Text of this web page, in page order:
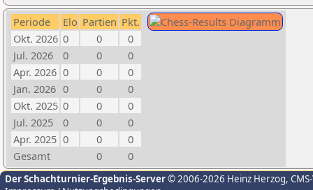
Periode Elo Partien Pkt.
Okt. 2026 0 0
0
Jul. 2026
0 0
0
Apr. 2026 0 0
0
Jan. 2026 0 0
0
Okt. 2025 0 0
0
Jul. 2025
0 0
0
Apr. 2025 0 0
0
Gesamt
0 0
Der Schachturnier-Ergebnis-Server© 2006-2026 Heinz Herzog,